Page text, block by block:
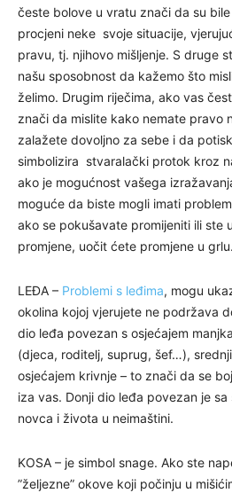
česte bolove u vratu znači da su
procjeni neke svoje situacije,
pravu, tj. njihovo mišljenje. S druge
našu sposobnost da kažemo što
želimo. Drugim riječima, ako vas
znači da mislite kako nemate pravo
zalažete dovoljno za sebe i da
simbolizira stvaralački protok kroz
ako je mogućnost vašega
moguće da biste mogli imati
ako se pokušavate promijeniti ili ste
promjene, uočit ćete promjene u grlu.
LEĐA – Problemi s leđima, mogu
okolina kojoj vjerujete ne podržava
dio leđa povezan s osjećajem
(djeca, roditelj, suprug, šef…),
osjećajem krivnje – to znači da se
iza vas. Donji dio leđa povezan je
novca i života u neimaštini.
KOSA – je simbol snage. Ako ste
”željezne” okove koji počinju u